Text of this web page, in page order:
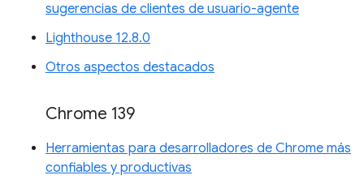
sugerencias de clientes de usuario-agente
Lighthouse 12.8.0
Otros aspectos destacados
Chrome 139
Herramientas para desarrolladores de Chrome más
confiables y productivas